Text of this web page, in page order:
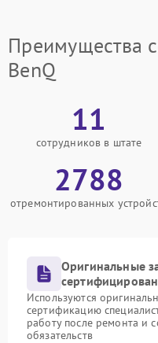
Преимущества
BenQ
11
сотрудников в штате
2788
отремонтированных
Оригинальные
Используются
сертификацию
работу после ремонта и
обязательств